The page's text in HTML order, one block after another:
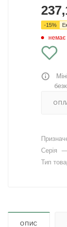
-15%
немає
Серія
Тип
ОПИС